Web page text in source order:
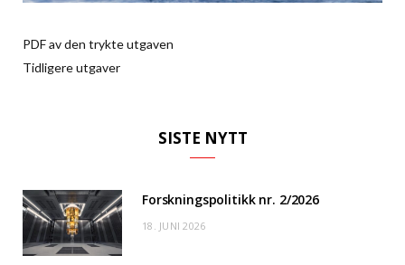
PDF av den trykte utgaven
Tidligere utgaver
SISTE NYTT
Forskningspolitikk nr. 2/2026
18. JUNI 2026